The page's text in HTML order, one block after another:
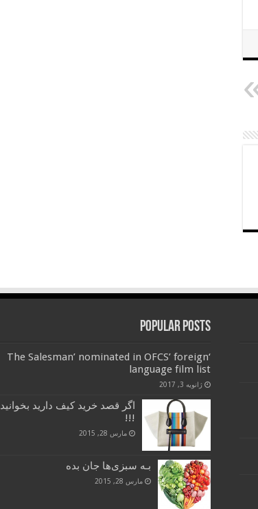
Popular Posts
‘The Salesman’ nominated in OFCS’ foreign
language film list
ژانویه 3, 2017
اگر قصد خرید کیف دارید بخوانید
!!!
مارس 28, 2015
بـه سبزی‌ها جان بده
مارس 28, 2015